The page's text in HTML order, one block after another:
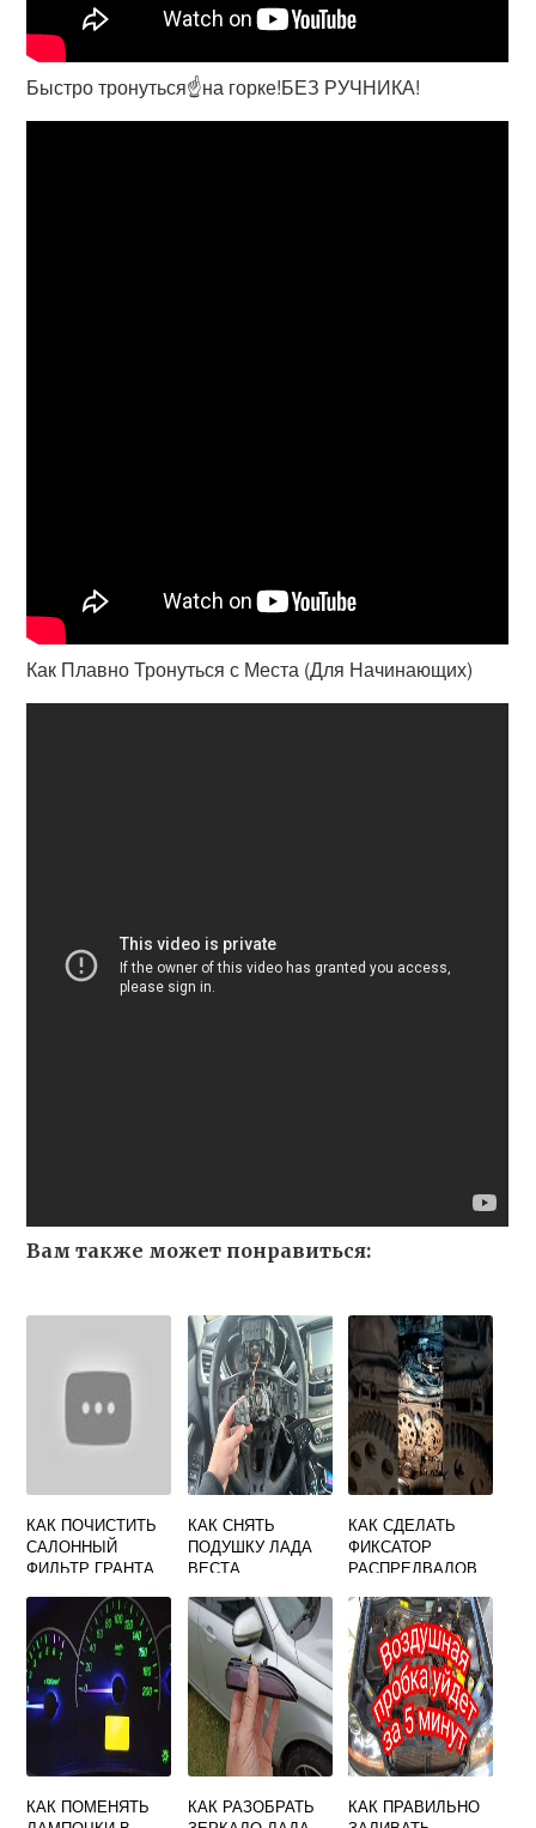
Быстро тронуться☝️на горке!БЕЗ РУЧНИКА!
Как Плавно Тронуться с Места (Для Начинающих)
Вам также может понравиться:
КАК ПОЧИСТИТЬ
САЛОННЫЙ
ФИЛЬТР ГРАНТА
КАК СНЯТЬ
ПОДУШКУ ЛАДА
ВЕСТА
С РУЛЯ
КАК СДЕЛАТЬ
ФИКСАТОР
РАСПРЕДВАЛОВ
СВОИМИ РУКАМИ
КАК ПОМЕНЯТЬ
КАК РАЗОБРАТЬ
КАК ПРАВИЛЬНО